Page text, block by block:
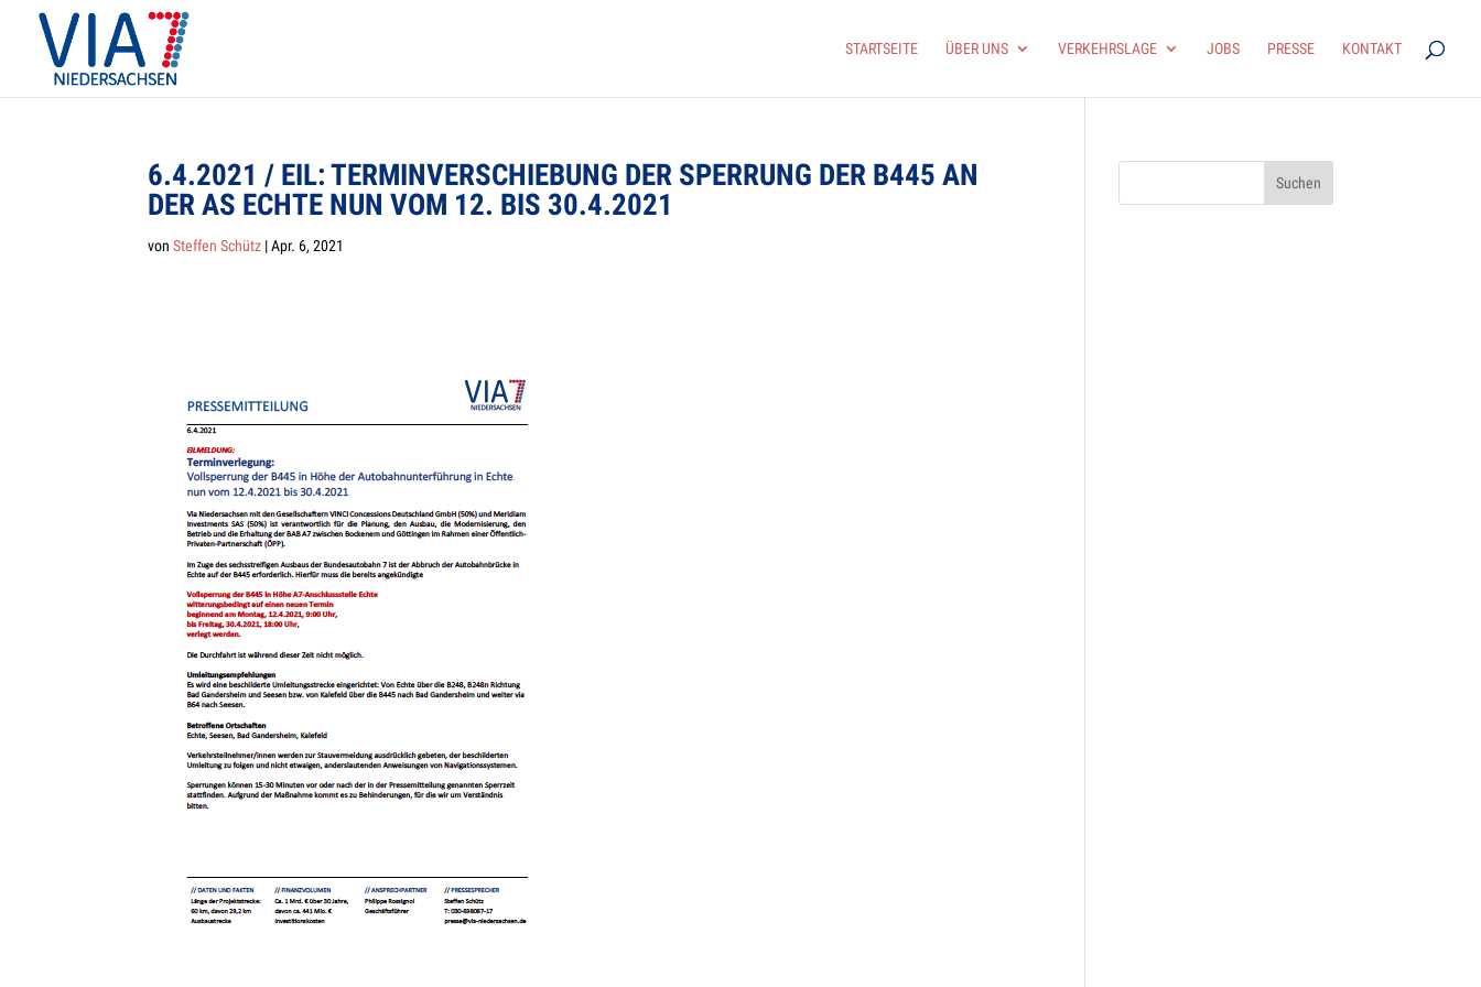
START­SEITE ÜBER UNS VER­KEHRS­LAGE JOBS PRESSE KON­TAKT
6.4.2021 / EIL: TER­MIN­VER­SCHIE­BUNG DER SPER­RUNG DER B445 AN
DER AS ECHTE NUN VOM 12. BIS 30.4.2021
vonSteffen Schütz |Apr. 6, 2021